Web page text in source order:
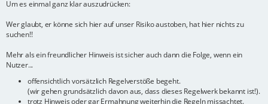
Um es einmal ganz klar auszudrücken:
Wer glaubt, er könne sich hier auf unser Risiko austoben, hat hier nichts zu
suchen!!
Mehr als ein freundlicher Hinweis ist sicher auch dann die Folge, wenn ein
Nutzer...
offensichtlich vorsätzlich Regelverstöße begeht.
(wir gehen grundsätzlich davon aus, dass dieses Regelwerk bekannt ist!).
trotz Hinweis oder gar Ermahnung weiterhin die Regeln missachtet.